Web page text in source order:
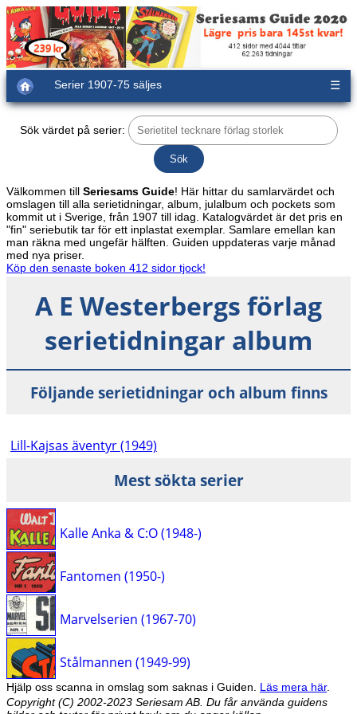
Serier 1907-75 säljes ☰
Sök värdet på serier:
Välkommen till Seriesams Guide! Här hittar du samlarvärdet och
omslagen till alla serietidningar, album, julalbum och pockets som
kommit ut i Sverige, från 1907 till idag. Katalogvärdet är det pris en
"fin" seriebutik tar för ett inplastat exemplar. Samlare emellan kan
man räkna med ungefär hälften. Guiden uppdateras varje månad
med nya priser.
Köp den senaste boken 412 sidor tjock!
A E Westerbergs förlag
serietidningar album
Följande serietidningar och album finns
Lill-Kajsas äventyr (1949)
Mest sökta serier
Kalle Anka & C:O (1948-)
Fantomen (1950-)
Marvelserien (1967-70)
Stålmannen (1949-99)
Hjälp oss scanna in omslag som saknas i Guiden. Läs mera här.
Copyright (C) 2002-2023 Seriesam AB. Du får använda guidens